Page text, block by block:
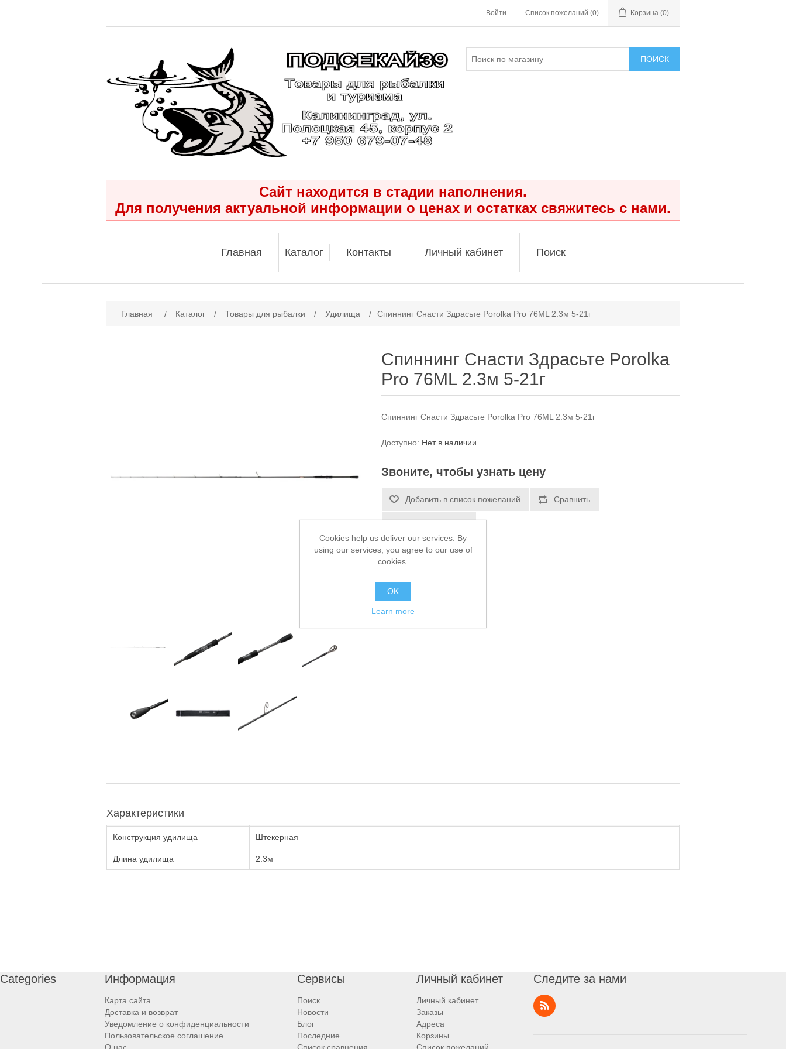
Войти Список пожеланий (0) Корзина (0)
ПОИСК
Сайт находится в стадии наполнения.
Для получения актуальной информации о ценах и остатках свяжитесь с нами.
Главная Каталог Контакты Личный кабинет Поиск
Главная / Каталог / Товары для рыбалки / Удилища / Спиннинг Снасти Здрасьте Porolka Pro 76ML 2.3м 5-21г
Спиннинг Снасти Здрасьте Porolka
Pro 76ML 2.3м 5-21г
Спиннинг Снасти Здрасьте Porolka Pro 76ML 2.3м 5-21г
Доступно: Нет в наличии
Звоните, чтобы узнать цену
Добавить в список пожеланий Сравнить
Характеристики
Конструкция удилища Штекерная
Длина удилища 2.3м
Categories Информация
Карта сайта
Доставка и возврат
Уведомление о конфиденциальности
Пользовательское соглашение
О нас
Сервисы
Поиск
Новости
Блог
Последние
Список сравнения
Личный кабинет
Личный кабинет
Заказы
Адреса
Корзины
Список пожеланий
Следите за нами
Cookies help us deliver our services. By
using our services, you agree to our use of
cookies.
OK
Learn more